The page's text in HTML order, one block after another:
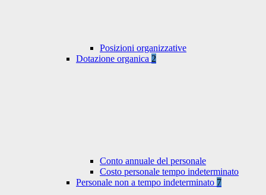
Posizioni organizzative
Dotazione organica 2
Conto annuale del personale
Costo personale tempo indeterminato
Personale non a tempo indeterminato 7